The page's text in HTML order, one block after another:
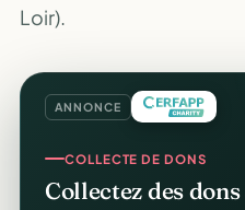
Loir).
ANNONCE
CRM ASSOCIATIF
UnCRM complet
COLLECTE DE DONS
Collectez des dons